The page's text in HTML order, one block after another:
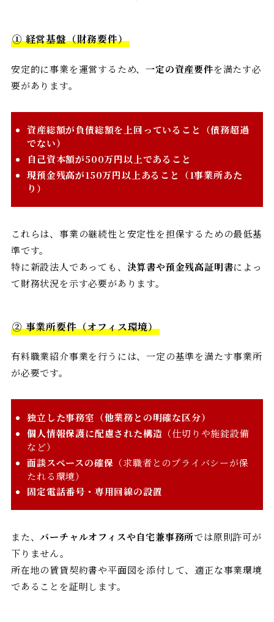
① 経営基盤（財務要件）
安定的に事業を運営するため、一定の資産要件を満たす必
要があります。
資産総額が負債総額を上回っていること（債務超過
でない）
自己資本額が500万円以上であること
現預金残高が150万円以上あること（1事業所あた
り）
これらは、事業の継続性と安定性を担保するための最低基
準です。
特に新設法人であっても、 決算書や預金残高証明書によっ
て財務状況を示す必要があります。
② 事業所要件（オフィス環境）
有料職業紹介事業を行うには、一定の基準を満たす事業所
が必要です。
独立した事務室（他業務との明確な区分）
個人情報保護に配慮された構造 （仕切りや施錠設備
など）
面談スペースの確保 （求職者とのプライバシーが保
たれる環境）
固定電話番号・専用回線の設置
また、バーチャルオフィスや自宅兼事務所では原則許可が
下りません。
所在地の賃貸契約書や平面図を添付して、適正な事業環境
であることを証明します。